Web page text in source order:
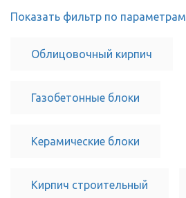
Показать фильтр по параметрам
Облицовочный кирпич
Газобетонные блоки
Керамические блоки
Кирпич строительный